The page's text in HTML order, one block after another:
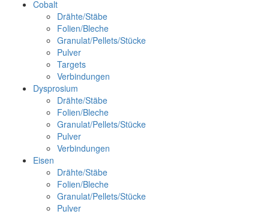
Cobalt
Drähte/Stäbe
Folien/Bleche
Granulat/Pellets/Stücke
Pulver
Targets
Verbindungen
Dysprosium
Drähte/Stäbe
Folien/Bleche
Granulat/Pellets/Stücke
Pulver
Verbindungen
Eisen
Drähte/Stäbe
Folien/Bleche
Granulat/Pellets/Stücke
Pulver